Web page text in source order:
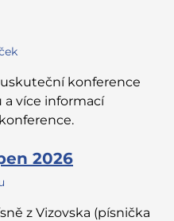
uskuteční konference
a více informací
2026
z Vizovska (písnička